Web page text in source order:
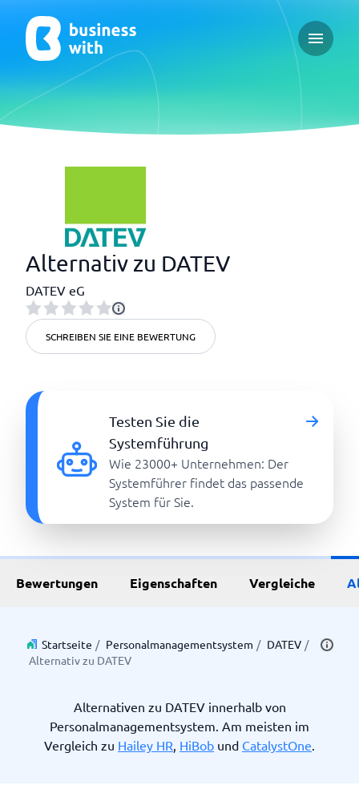
Open
Alternativ zu DATEV
DATEV eG
SCHREIBEN SIE EINE BEWERTUNG
Testen Sie die
Systemführung
Wie 23000+ Unternehmen: Der
Systemführer findet das passende
System für Sie.
Bewertungen Eigenschaften Vergleiche
Startseite / Personalmanagementsystem / DATEV /
Alternativ zu DATEV
Alternativen zu DATEV innerhalb von
Personalmanagementsystem. Am meisten im
Vergleich zu Hailey HR, HiBob und CatalystOne.